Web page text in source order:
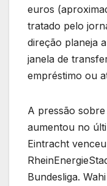
euros
tratado pelo
direção planeja
janela de
empréstimo ou
A pressão
aumentou no
Eintracht
Bundesliga.